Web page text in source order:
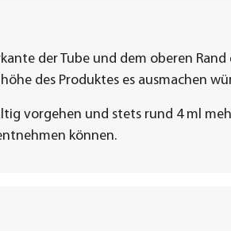
der Tube und dem oberen
des Produktes es ausmachen
vorgehen und stets rund 4 ml
können.